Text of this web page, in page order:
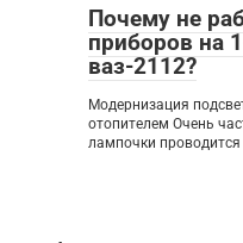
Почему не
приборов на
ваз-2112?
Модернизация
отопителем Очень
лампочки